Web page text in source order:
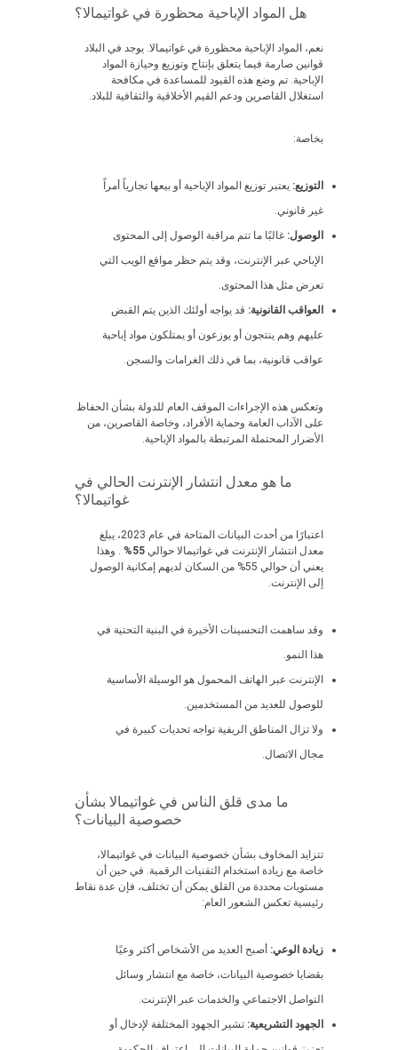
هل المواد الإباحية محظورة في غواتيمالا؟
نعم، المواد الإباحية محظورة في غواتيمالا. يوجد في البلاد
قوانين صارمة فيما يتعلق بإنتاج وتوزيع وحيازة المواد
الإباحية. تم وضع هذه القيود للمساعدة في مكافحة
استغلال القاصرين ودعم القيم الأخلاقية والثقافية للبلاد.
بخاصة:
التوزيع: يعتبر توزيع المواد الإباحية أو بيعها تجارياً أمراً
غير قانوني.
الوصول: غالبًا ما تتم مراقبة الوصول إلى المحتوى
الإباحي عبر الإنترنت، وقد يتم حظر مواقع الويب التي
تعرض مثل هذا المحتوى.
العواقب القانونية: قد يواجه أولئك الذين يتم القبض
عليهم وهم ينتجون أو يوزعون أو يمتلكون مواد إباحية
عواقب قانونية، بما في ذلك الغرامات والسجن.
وتعكس هذه الإجراءات الموقف العام للدولة بشأن الحفاظ
على الآداب العامة وحماية الأفراد، وخاصة القاصرين، من
الأضرار المحتملة المرتبطة بالمواد الإباحية.
ما هو معدل انتشار الإنترنت الحالي في
غواتيمالا؟
اعتبارًا من أحدث البيانات المتاحة في عام 2023، يبلغ
معدل انتشار الإنترنت في غواتيمالا حوالي 55%
. وهذا
يعني أن حوالي 55% من السكان لديهم إمكانية الوصول
إلى الإنترنت.
وقد ساهمت التحسينات الأخيرة في البنية التحتية في
هذا النمو.
الإنترنت عبر الهاتف المحمول هو الوسيلة الأساسية
للوصول للعديد من المستخدمين.
ولا تزال المناطق الريفية تواجه تحديات كبيرة في
مجال الاتصال.
ما مدى قلق الناس في غواتيمالا بشأن
خصوصية البيانات؟
تتزايد المخاوف بشأن خصوصية البيانات في غواتيمالا،
خاصة مع زيادة استخدام التقنيات الرقمية. في حين أن
مستويات محددة من القلق يمكن أن تختلف، فإن عدة نقاط
رئيسية تعكس الشعور العام:
زيادة الوعي: أصبح العديد من الأشخاص أكثر وعيًا
بقضايا خصوصية البيانات، خاصة مع انتشار وسائل
التواصل الاجتماعي والخدمات عبر الإنترنت.
الجهود التشريعية: تشير الجهود المختلفة لإدخال أو